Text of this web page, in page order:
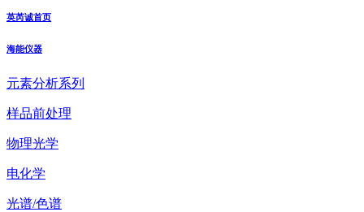
英芮诚首页
海能仪器
元素分析系列
样品前处理
物理光学
电化学
光谱/色谱